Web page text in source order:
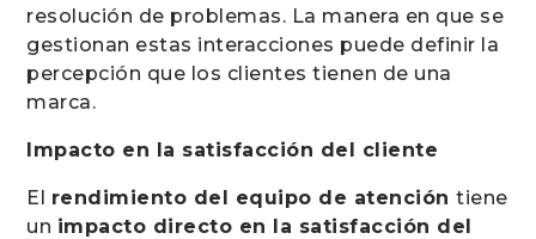
resolución de problemas. La manera en que se
gestionan estas interacciones puede definir la
percepción que los clientes tienen de una
marca.
Impacto en la satisfacción del cliente
El rendimiento del equipo de atencióntiene
un impacto directo en la satisfacción del